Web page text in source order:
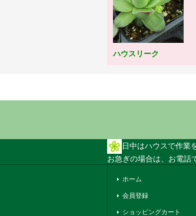
ハウスリーク
日中はハウスで作業
お急ぎの場合は、お電
ホーム
会員登録
ショッピングカート